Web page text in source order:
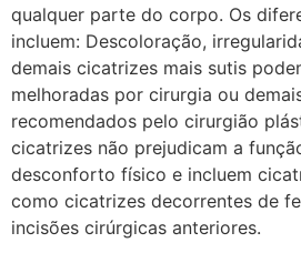
qualquer parte do corpo. Os
incluem: Descoloração,
demais cicatrizes mais sutis
melhoradas por cirurgia ou
recomendados pelo cirurgião
cicatrizes não prejudicam a
desconforto físico e incluem
como cicatrizes decorrentes de
incisões cirúrgicas anteriores.